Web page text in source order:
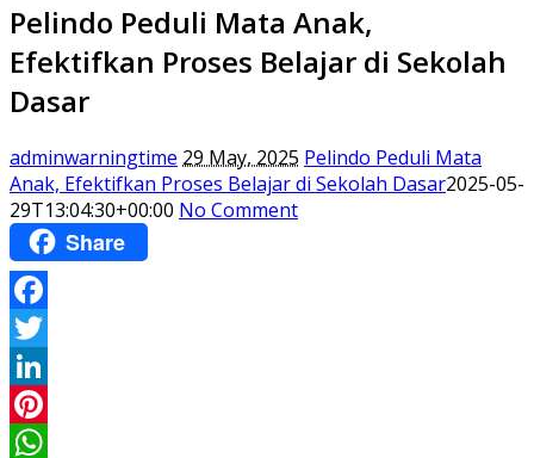
Pelindo Peduli Mata Anak,
Efektifkan Proses Belajar di Sekolah
Dasar
adminwarningtime 29 May, 2025 Pelindo Peduli Mata
Anak, Efektifkan Proses Belajar di Sekolah Dasar2025-05-
29T13:04:30+00:00 No Comment
Share
Facebook
Twitter
LinkedIn
Pinterest